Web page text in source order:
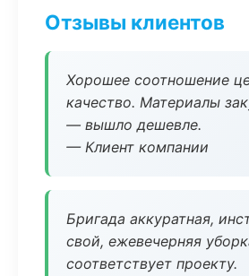
Отзывы клиентов
Хорошее соотношение
качество. Материалы
— вышло дешевле.
— Клиент компании
Бригада аккуратная,
свой, ежевечерняя
соответствует проекту.